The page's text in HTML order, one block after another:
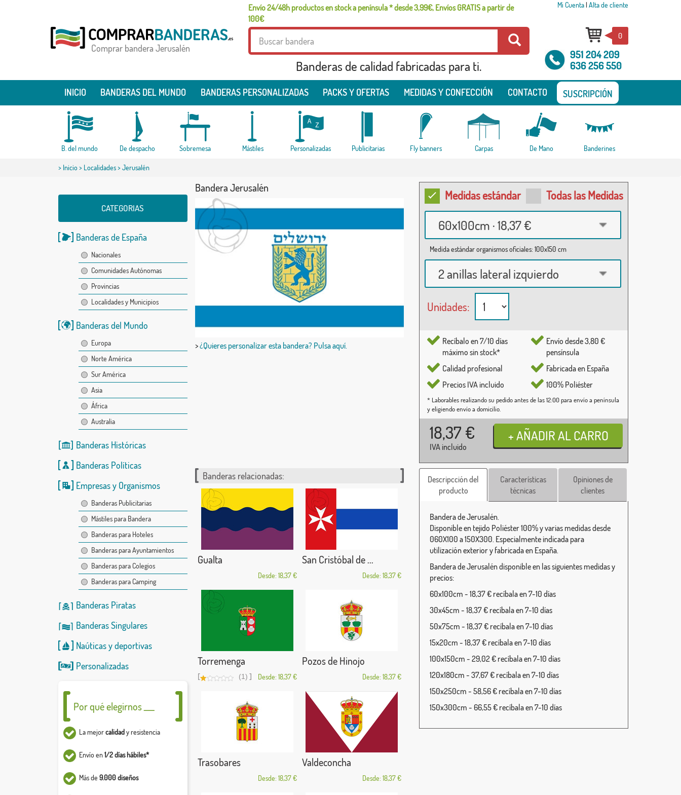
Envío 24/48h productos en stock a península * desde 3,99€, Envíos GRATIS a partir de
100€
Mi Cuenta| Alta de cliente
Comprar bandera Jerusalén
Banderas de calidad fabricadas para ti.
0
951 204 209
636 256 550
INICIO BANDERAS DEL MUNDO BANDERAS PERSONALIZADAS PACKS Y OFERTAS MEDIDAS Y CONFECCIÓN CONTACTO SUSCRIPCIÓN
B. del mundo De despacho Sobremesa Mástiles Personalizadas Publicitarias Fly banners Carpas De Mano Banderines
> Inicio> Localidades> Jerusalén
CATEGORIAS
Banderas de España
Nacionales
Comunidades Autónomas
Provincias
Localidades y Municipios
Banderas del Mundo
Europa
Norte América
Sur América
Asia
África
Australia
Banderas Históricas
Banderas Políticas
Empresas y Organismos
Banderas Publicitarias
Mástiles para Bandera
Banderas para Hoteles
Banderas para Ayuntamientos
Banderas para Colegios
Banderas para Camping
Banderas Piratas
Banderas Singulares
Naúticasydeportivas
Personalizadas
Por qué elegirnos ___
La mejorcalidady resistencia
Envío en1/2 días hábiles*
Más de 9.000 diseños
Bandera Jerusalén
>¿Quieres personalizar esta bandera? Pulsa aquí.
Medidas estándar Todas las Medidas
60x100cm · 18,37 €
Medida estándar organismos oficiales: 100x150 cm
2 anillas lateral izquierdo
Unidades:
Recíbalo en 7/10 días
máximo sin stock*
Calidad profesional
Precios IVA incluido
Envío desde 3,80 €
pensínsula
Fabricada en España
100% Poliéster
* Laborables realizando su pedido antes de las 12:00 para envío a península
y eligiendo envío a domicilio.
18,37 €
IVA incluido
Banderas relacionadas:
Gualta
Desde: 18,37 €
San Cristóbal de ...
Desde: 18,37 €
Torremenga
[ (1) ] Desde: 18,37 €
Pozos de Hinojo
Desde: 18,37 €
Trasobares
Desde: 18,37 €
Valdeconcha
Desde: 18,37 €
Descripcción del
producto
Características
técnicas
Opiniones de
clientes
Bandera de Jerusalén.
Disponible en tejido Poliéster 100% y varias medidas desde
060X100 a 150X300. Especialmente indicada para
utilización exterior y fabricada en España.
Bandera de Jerusalén disponible en las siguientes medidas y
precios:
60x100cm - 18,37 € recíbala en 7-10 días
30x45cm - 18,37 € recíbala en 7-10 días
50x75cm - 18,37 € recíbala en 7-10 días
15x20cm - 18,37 € recíbala en 7-10 días
100x150cm - 29,02 € recíbala en 7-10 días
120x180cm - 37,67 € recíbala en 7-10 días
150x250cm - 58,56 € recíbala en 7-10 días
150x300cm - 66,55 € recíbala en 7-10 días